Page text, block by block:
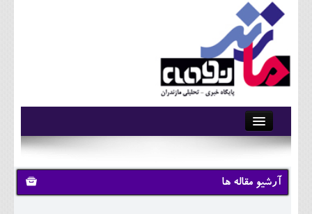
آرشیو
تماس با ما
وبلاگ
آرشیو مقاله ها